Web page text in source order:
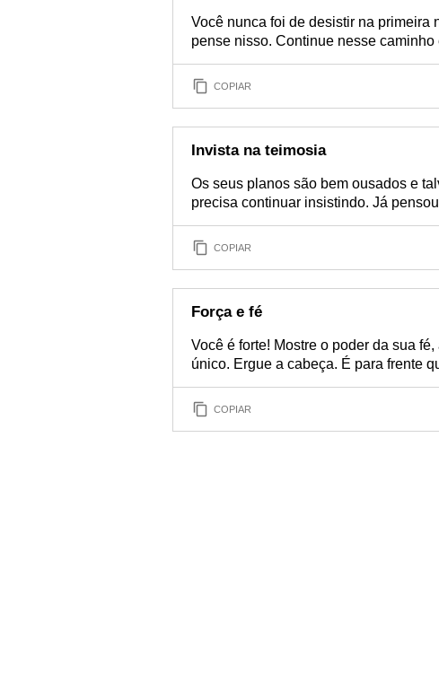
Você nunca foi de desistir na primeira
pense nisso. Continue nesse caminho
COPIAR
Invista na teimosia
Os seus planos são bem ousados e
precisa continuar insistindo. Já
COPIAR
Força e fé
Você é forte! Mostre o poder da sua
único. Ergue a cabeça. É para frente
COPIAR